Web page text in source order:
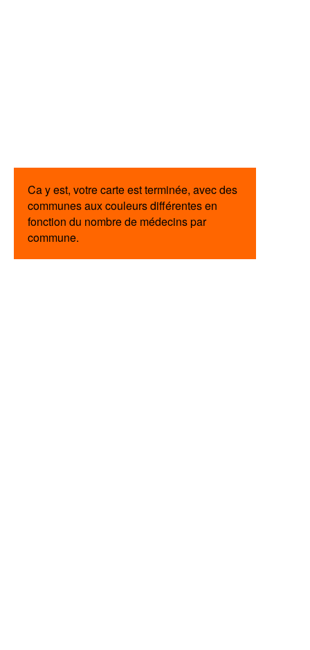
Ca y est, votre carte est terminée, avec des
communes aux couleurs différentes en
fonction du nombre de médecins par
commune.